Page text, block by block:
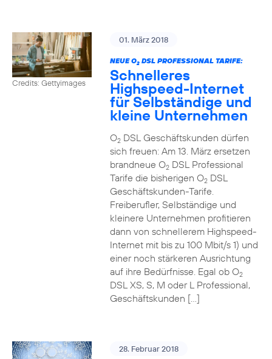
Credits: Gettyimages
01. März 2018
NEUE O2DSL PROFESSIONAL TARIFE:
Schnelleres
Highspeed-Internet
für Selbständige und
kleine Unternehmen
O2DSL Geschäftskunden dürfen
sich freuen: Am 13. März ersetzen
brandneue O2DSL Professional
Tarife die bisherigen O2DSL
Geschäftskunden-Tarife.
Freiberufler, Selbständige und
kleinere Unternehmen profitieren
dann von schnellerem Highspeed-
Internet mit bis zu 100 Mbit/s 1) und
einer noch stärkeren Ausrichtung
auf ihre Bedürfnisse. Egal ob O2
DSL XS, S, M oder L Professional,
Geschäftskunden […]
28. Februar 2018